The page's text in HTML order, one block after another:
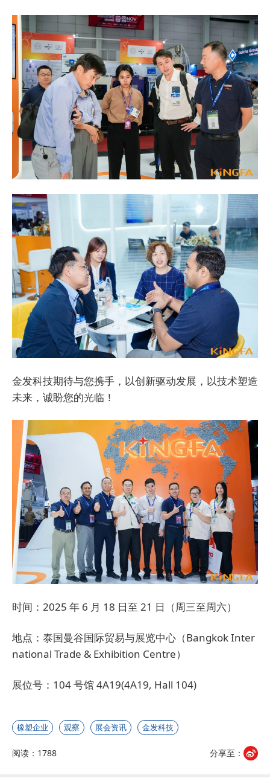
金发科技期待与您携手，以创新驱动发展，以技术塑造
未来，诚盼您的光临！
时间：2025 年 6 月 18 日至 21 日（周三至周六）
地点：泰国曼谷国际贸易与展览中心（Bangkok Inter
national Trade & Exhibition Centre）
展位号：104 号馆 4A19(4A19, Hall 104)
橡塑企业 观察 展会资讯 金发科技
阅读：1788 分享至：